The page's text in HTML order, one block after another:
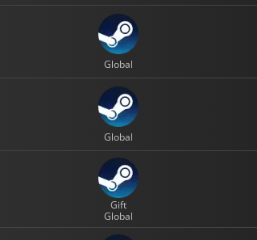
Global
Global
Gift
Global